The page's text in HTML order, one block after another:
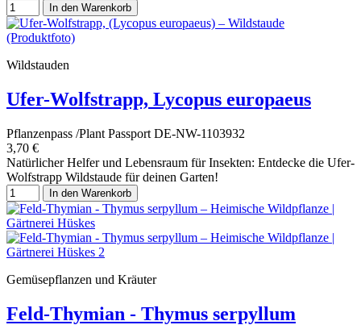
In den Warenkorb
Wildstauden
Ufer-Wolfstrapp, Lycopus europaeus
Pflanzenpass /Plant Passport DE-NW-1103932
3,70 €
Natürlicher Helfer und Lebensraum für Insekten: Entdecke die Ufer-
Wolfstrapp Wildstaude für deinen Garten!
In den Warenkorb
Gemüsepflanzen und Kräuter
Feld-Thymian - Thymus serpyllum